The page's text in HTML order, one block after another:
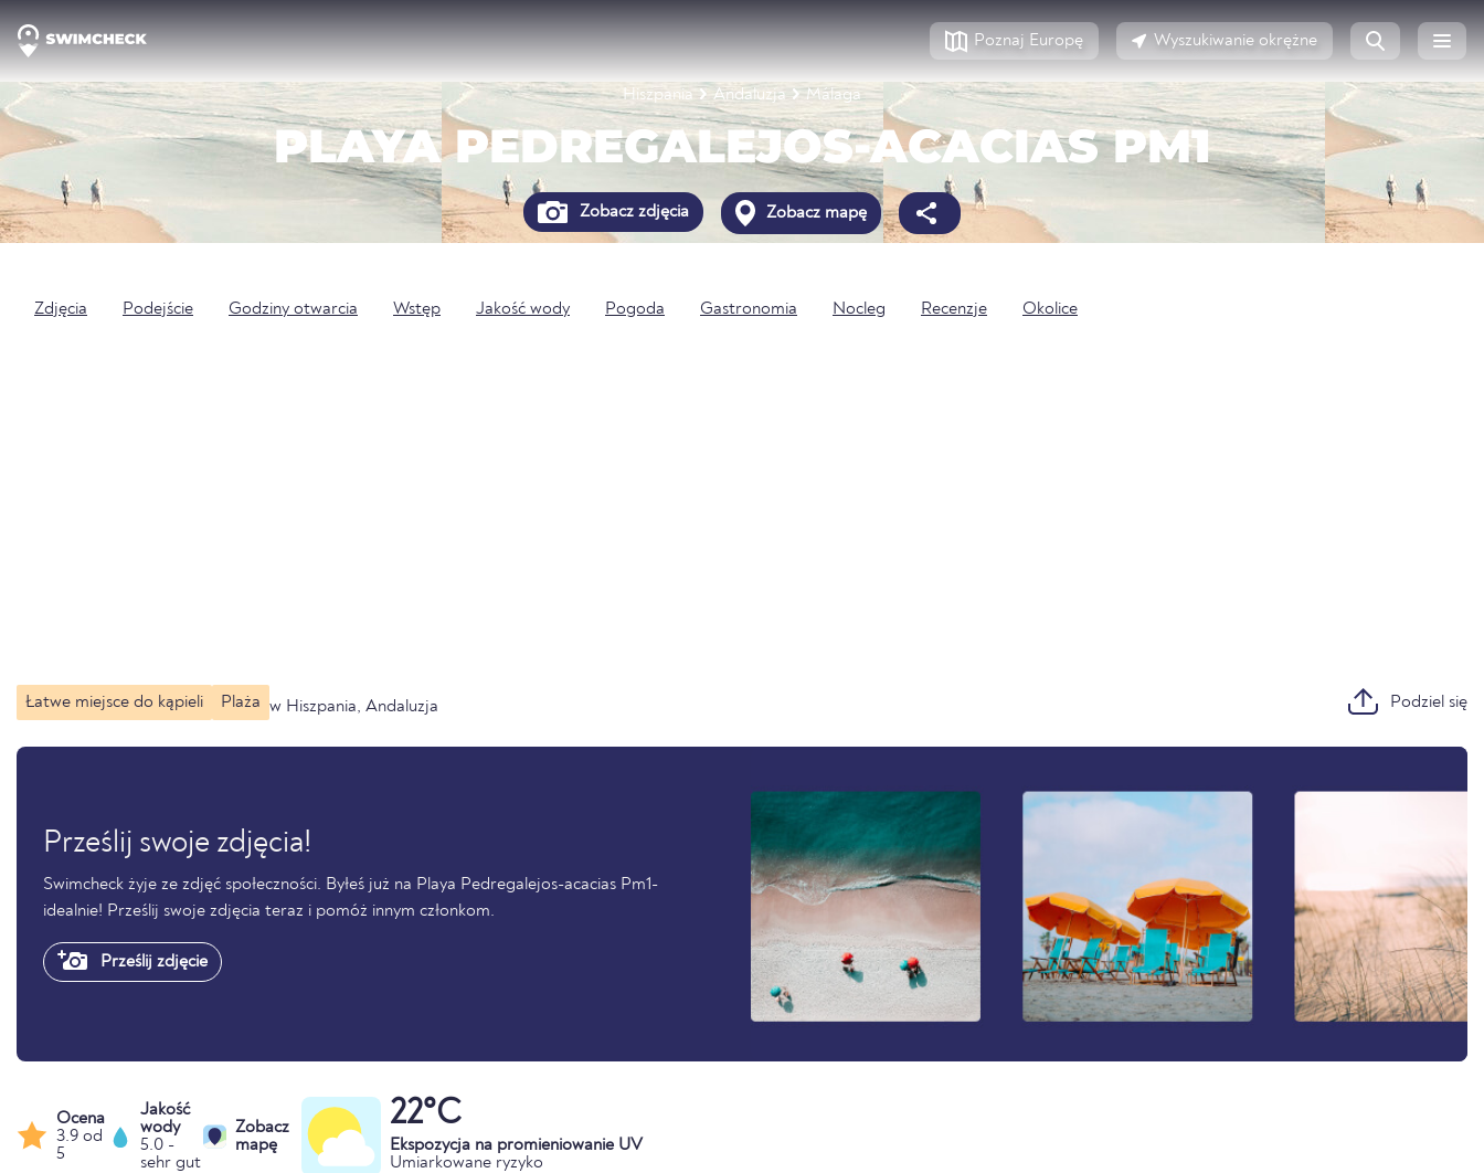
Poznaj Europę Wyszukiwanie okrężne
Hiszpania Andaluzja Málaga
PLAYA PEDREGALEJOS-ACACIAS PM1
Zobacz zdjęcia Zobacz mapę
Zdjęcia Podejście Godziny otwarcia Wstęp Jakość wody Pogoda Gastronomia Nocleg Recenzje Okolice
Łatwe miejsce do kąpieli Plaża w Hiszpania, Andaluzja Podziel się
Prześlij swoje zdjęcia!
Swimcheck żyje ze zdjęć społeczności. Byłeś już na Playa Pedregalejos-acacias Pm1-
idealnie! Prześlij swoje zdjęcia teraz i pomóż innym członkom.
Prześlij zdjęcie
Ocena
3.9 od
5
Jakość
wody
5.0 -
sehr gut
Zobacz
mapę
22°C
Ekspozycja na promieniowanie UV
Umiarkowane ryzyko